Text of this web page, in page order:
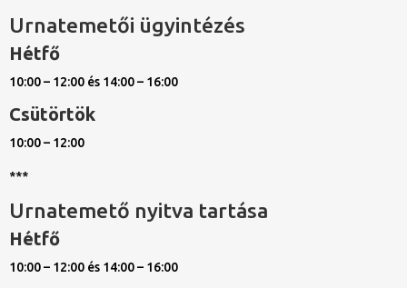
Urnatemetői ügyintézés
Hétfő
10:00 – 12:00 és 14:00 – 16:00
Csütörtök
10:00 – 12:00
***
Urnatemető nyitva tartása
Hétfő
10:00 – 12:00 és 14:00 – 16:00